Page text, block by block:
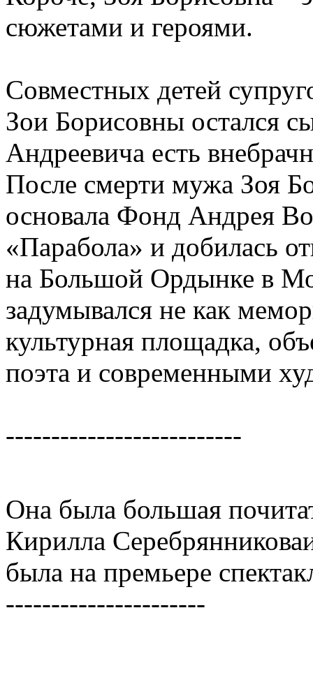
сюжетами и героями.
Совместных детей
Зои Борисовны остался
Андреевича есть
После смерти мужа Зоя
основала Фонд Андрея
«Парабола» и добилась
на Большой Ордынке в
задумывался не как
культурная площадка,
поэта и современными
--------------------------
Она была большая
Кирилла
была на премьере
----------------------